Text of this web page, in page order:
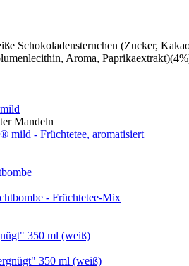
Schokoladensternchen (Zucker,
Aroma,
Mandeln
350 ml (weiß)